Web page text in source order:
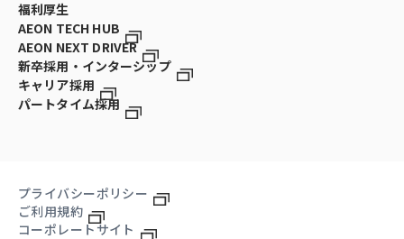
福利厚生
AEON TECH HUB
AEON NEXT DRIVER
新卒採用・インターシップ
キャリア採用
パートタイム採用
プライバシーポリシー
ご利用規約
コーポレートサイト